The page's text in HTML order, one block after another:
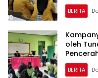
BERITA
oleh
Berlalu
BERITA